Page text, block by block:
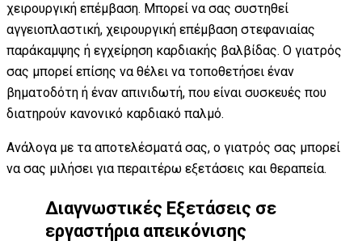
χειρουργική επέμβαση. Μπορεί να σας συστηθεί
αγγειοπλαστική, χειρουργική επέμβαση στεφανιαίας
παράκαμψης ή εγχείρηση καρδιακής βαλβίδας. Ο γιατρός
σας μπορεί επίσης να θέλει να τοποθετήσει έναν
βηματοδότη ή έναν απινιδωτή, που είναι συσκευές που
διατηρούν κανονικό καρδιακό παλμό.
Ανάλογα με τα αποτελέσματά σας, ο γιατρός σας μπορεί
να σας μιλήσει για περαιτέρω εξετάσεις και θεραπεία.
Διαγνωστικές Εξετάσεις σε
εργαστήρια απεικόνισης